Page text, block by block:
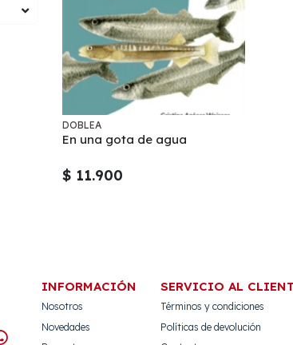
DOBLEA
En una gota de agua
$ 11.900
INFORMACIÓN
Nosotros
Novedades
SERVICIO AL
Términos y condiciones
Políticas de devolución